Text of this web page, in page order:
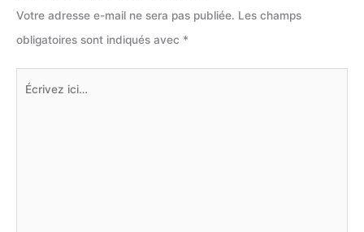
Votre adresse e-mail ne sera pas publiée. Les champs
obligatoires sont indiqués avec *